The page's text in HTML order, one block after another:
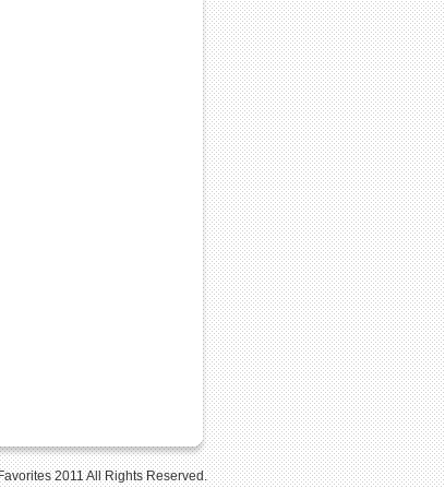
2011 All Rights Reserved.